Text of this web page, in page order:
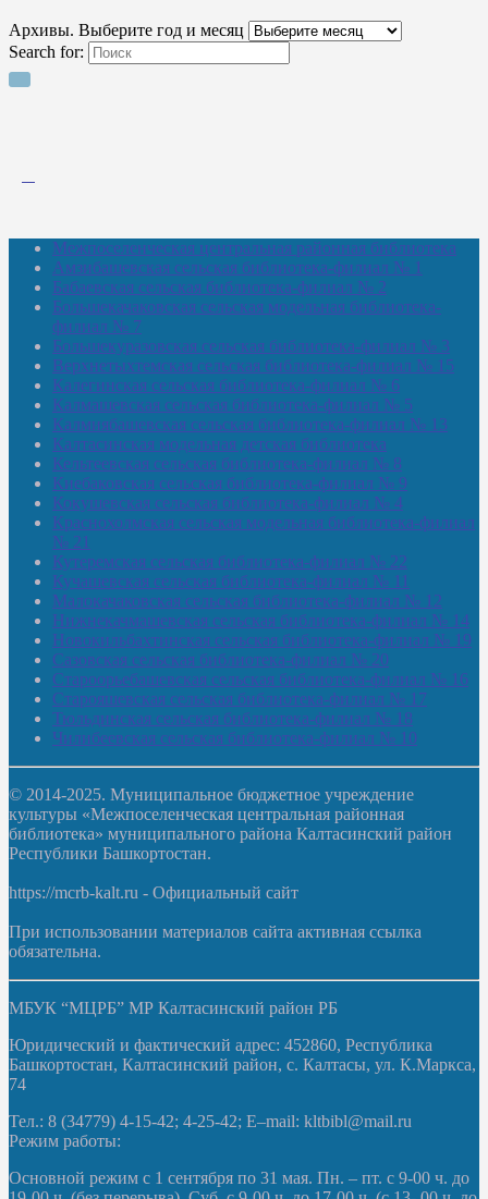
Архивы. Выберите год и месяц
Search for:
Межпоселенческая центральная районная библиотека
Амзибашевская сельская библиотека-филиал № 1
Бабаевская сельская библиотека-филиал № 2
Большекачаковская сельская модельная библиотека-
филиал № 7
Большекуразовская сельская библиотека-филиал № 3
Верхнетыхтемская сельская библиотека-филиал № 15
Калегинская сельская библиотека-филиал № 6
Калмашевская сельская библиотека-филиал № 5
Калмиябашевская сельская библиотека-филиал № 13
Калтасинская модельная детская библиотека
Кельтеевская сельская библиотека-филиал № 8
Киебаковская сельская библиотека-филиал № 9
Кокушевская сельская библиотека-филиал № 4
Краснохолмская сельская модельная библиотека-филиал
№ 21
Кутеремская сельская библиотека-филиал № 22
Кучашевская сельская библиотека-филиал № 11
Малокачаковская сельская библиотека-филиал № 12
Нижнекачмашевская сельская библиотека-филиал № 14
Новокильбахтинская сельская библиотека-филиал № 19
Сазовская сельская библиотека-филиал № 20
Староорьебашевская сельская библиотека-филиал № 16
Старояшевская сельская библиотека-филиал № 17
Тюльдинская сельская библиотека-филиал № 18
Чилибеевская сельская библиотека-филиал № 10
© 2014-2025. Муниципальное бюджетное учреждение
культуры «Межпоселенческая центральная районная
библиотека» муниципального района Калтасинский район
Республики Башкортостан.
https://mcrb-kalt.ru - Официальный сайт
При использовании материалов сайта активная ссылка
обязательна.
МБУК “МЦРБ” МР Калтасинский район РБ
Юридический и фактический адрес: 452860, Республика
Башкортостан, Калтасинский район, с. Калтасы, ул. К.Маркса,
74
Тел.: 8 (34779) 4-15-42; 4-25-42; E–mail: kltbibl@mail.ru
Режим работы:
Основной режим с 1 сентября по 31 мая. Пн. – пт. с 9-00 ч. до